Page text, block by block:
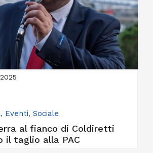
, Eventi, Sociale
al fianco di Coldiretti
il taglio alla PAC